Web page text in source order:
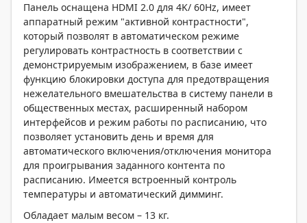
Панель оснащена HDMI 2.0 для 4K/ 60Hz, имеет
аппаратный режим "активной контрастности",
который позволят в автоматическом режиме
регулировать контрастность в соответствии с
демонстрируемым изображением, в базе имеет
функцию блокировки доступа для предотвращения
нежелательного вмешательства в систему панели в
общественных местах, расширенный набором
интерфейсов и режим работы по расписанию, что
позволяет установить день и время для
автоматического включения/отключения монитора
для проигрывания заданного контента по
расписанию. Имеется встроенный контроль
температуры и автоматический димминг.
Обладает малым весом – 13 кг.